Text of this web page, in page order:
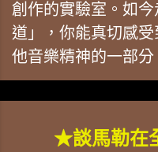
創作的實驗室。如
道」，你能真切感
他音樂精神的一部分
★談馬勒在